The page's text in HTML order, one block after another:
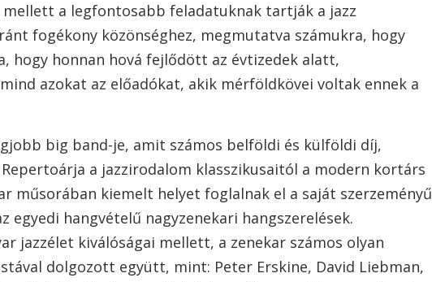
mellett a legfontosabb feladatuknak tartják a jazz
fogékony közönséghez, megmutatva számukra, hogy
hogy honnan hová fejlődött az évtizedek alatt,
azokat az előadókat, akik mérföldkövei voltak ennek a
big band-je, amit számos belföldi és külföldi díj,
a jazzirodalom klasszikusaitól a modern kortárs
műsorában kiemelt helyet foglalnak el a saját szerzeményű
egyedi hangvételű nagyzenekari hangszerelések.
jazzélet kiválóságai mellett, a zenekar számos olyan
dolgozott együtt, mint: Peter Erskine, David Liebman,